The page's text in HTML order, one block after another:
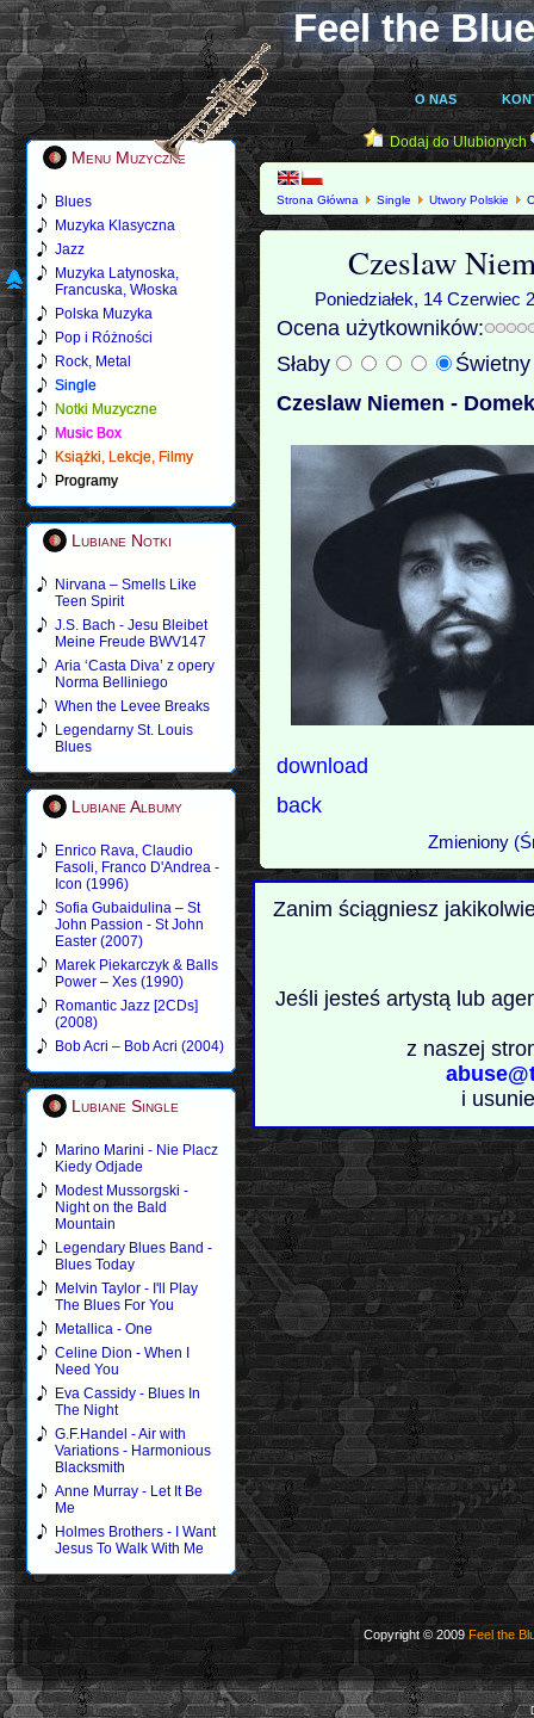
Feel the
O NAS
Menu Muzyczne
Blues
Muzyka Klasyczna
Jazz
Muzyka Latynoska,
Francuska, Włoska
Polska Muzyka
Pop i Różności
Rock, Metal
Single
Notki Muzyczne
Music Box
Książki, Lekcje, Filmy
Programy
Lubiane Notki
Nirvana – Smells Like
Teen Spirit
J.S. Bach - Jesu Bleibet
Meine Freude BWV147
Aria ‘Casta Diva’ z opery
Norma Belliniego
When the Levee Breaks
Legendarny St. Louis
Blues
Lubiane Albumy
Enrico Rava, Claudio
Fasoli, Franco D'Andrea -
Icon (1996)
Sofia Gubaidulina – St
John Passion - St John
Easter (2007)
Marek Piekarczyk & Balls
Power – Xes (1990)
Romantic Jazz [2CDs]
(2008)
Bob Acri – Bob Acri (2004)
Lubiane Single
Marino Marini - Nie Placz
Kiedy Odjade
Modest Mussorgski -
Night on the Bald
Mountain
Legendary Blues Band -
Blues Today
Melvin Taylor - I'll Play
The Blues For You
Metallica - One
Celine Dion - When I
Need You
Eva Cassidy - Blues In
The Night
G.F.Handel - Air with
Variations - Harmonious
Blacksmith
Anne Murray - Let It Be
Me
Holmes Brothers - I Want
Jesus To Walk With Me
Dodaj do Ulubionych
Strona Główna Single Utwory Polskie
Czeslaw
Poniedziałek, 14
Ocena użytkowników:
Słaby
Czeslaw Niemen -
download
back
Zmieniony
Zanim ściągniesz
Jeśli jesteś artystą lub
z naszej
i
Copyright © 2009Feel the